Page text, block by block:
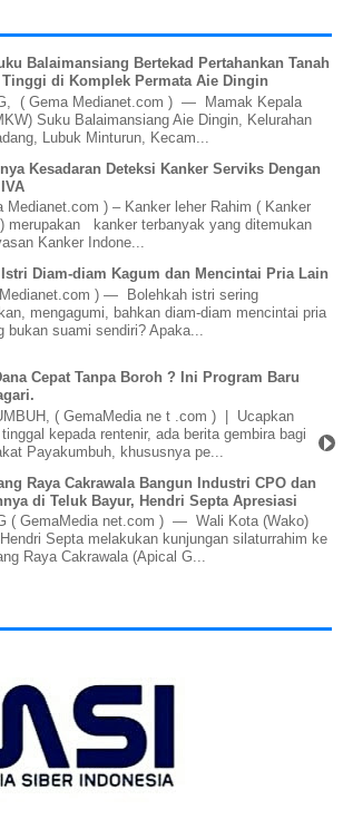
Balaimansiang Bertekad Pertahankan Tanah
Tinggi di Komplek Permata Aie Dingin
( Gema Medianet.com ) — Mamak Kepala
Suku Balaimansiang Aie Dingin, Kelurahan
Lubuk Minturun, Kecam...
Kesadaran Deteksi Kanker Serviks Dengan
Medianet.com ) – Kanker leher Rahim ( Kanker
merupakan kanker terbanyak yang ditemukan
Kanker Indone...
Istri Diam-diam Kagum dan Mencintai Pria Lain
) — Bolehkah istri sering
mengagumi, bahkan diam-diam mencintai pria
bukan suami sendiri? Apaka...
Cepat Tanpa Boroh ? Ini Program Baru
( GemaMedia ne t .com ) | Ucapkan
kepada rentenir, ada berita gembira bagi
Payakumbuh, khususnya pe...
Raya Cakrawala Bangun Industri CPO dan
di Teluk Bayur, Hendri Septa Apresiasi
( GemaMedia net.com ) — Wali Kota (Wako)
Septa melakukan kunjungan silaturrahim ke
Raya Cakrawala (Apical G...